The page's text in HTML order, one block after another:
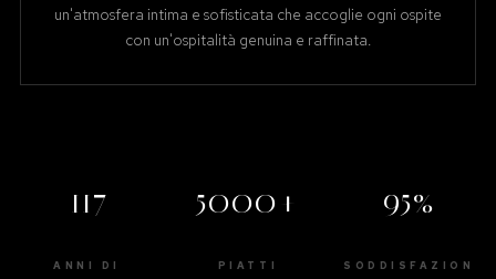
un'atmosfera intima e sofisticata che accoglie ogni ospite
con un'ospitalità genuina e raffinata.
117
ANNI DI
5000+
PIATTI
95%
SODDISFAZION